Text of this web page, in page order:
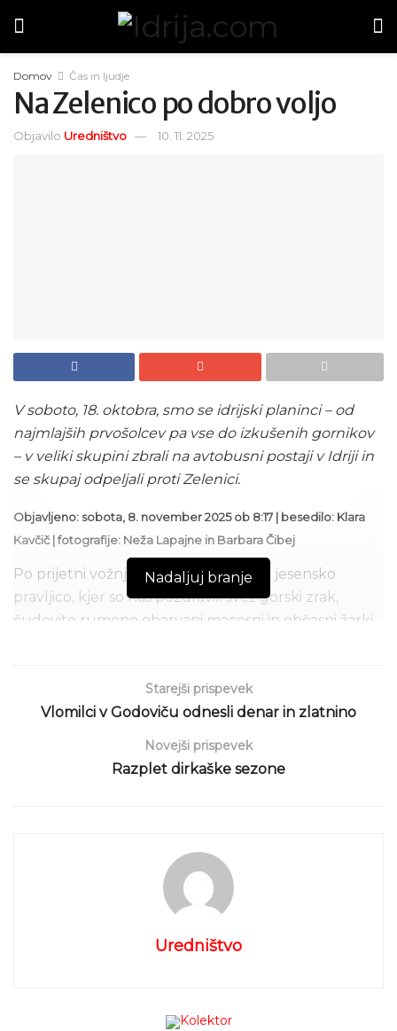
Domov Čas in ljudje
Na Zelenico po dobro voljo
Objavilo Uredništvo 10. 11. 2025
V soboto, 18. oktobra, smo se idrijski planinci – od
najmlajših prvošolcev pa vse do izkušenih gornikov
– v veliki skupini zbrali na avtobusni postaji v Idriji in
se skupaj odpeljali proti Zelenici.
Objavljeno: sobota, 8. november 2025 ob 8:17 | besedilo: Klara
Kavčič | fotografije: Neža Lapajne in Barbara Čibej
Po prijetni vožnji smo prispeli v pravo jesensko
pravljico, kjer so nas pozdravili svež gorski zrak,
čudovito rumeno obarvani macesni in občasni žarki
veselo šteli planinske markacije in občudovali
razglede na okoliške vrhove. Planinci z vodniškega
končno zagledali tako težko pričakovano kočo, je
seveda sledila malica, nato pa smo se razživeli na
spoznali smo bližnje gore, nekdanje smučišče in
zanimivosti tega območja. Medtem so planinci z
vodniškega odseka uživali na sončnem grebenu
proti Ljubeljšici. Dan smo preživeli v sproščenem,
veselem in sončnem vzdušju … polnem smeha,
Nadaljuj branje
Starejši prispevek
Vlomilci v Godoviču odnesli denar in zlatnino
Novejši prispevek
Razplet dirkaške sezone
Uredništvo